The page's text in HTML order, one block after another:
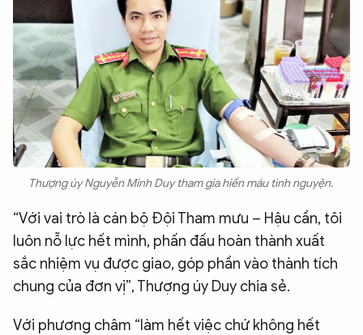
Thượng úy Nguyễn Minh Duy tham gia hiến máu tình nguyện.
“Với vai trò là cán bộ Đội Tham mưu – Hậu cần, tôi
luôn nỗ lực hết mình, phấn đấu hoàn thành xuất
sắc nhiệm vụ được giao, góp phần vào thành tích
chung của đơn vị”, Thượng úy Duy chia sẻ.
Với phương châm “làm hết việc chứ không hết